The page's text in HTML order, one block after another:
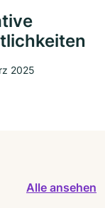
2025
Alle ansehen